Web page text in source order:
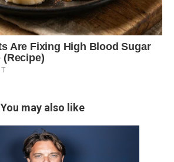
You may also like